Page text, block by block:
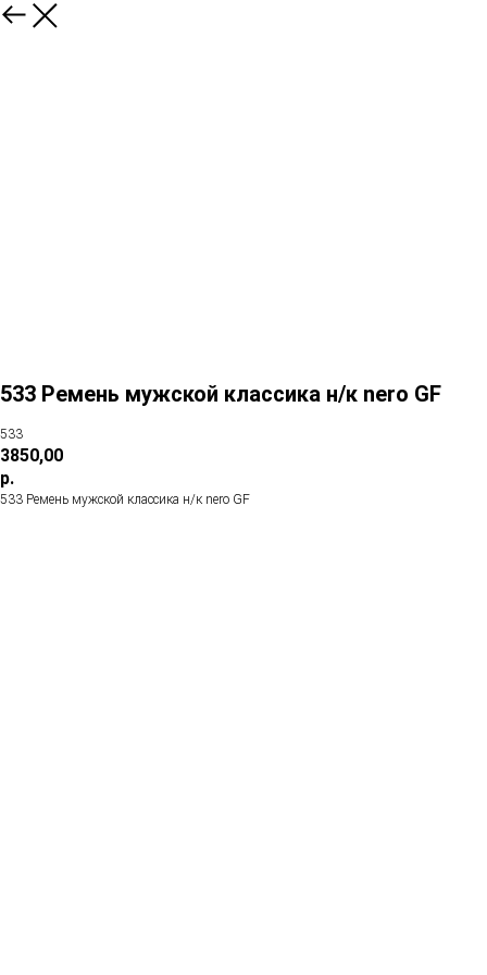
533 Ремень мужской классика н/к nero GF
533
3850,00
р.
533 Ремень мужской классика н/к nero GF